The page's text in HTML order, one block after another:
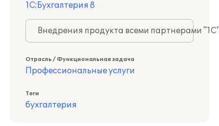
1С:Бухгалтерия 8
Внедрения продукта всеми партнерами
Отрасль / Функциональная задача
Профессиональные услуги
Теги
бухгалтерия